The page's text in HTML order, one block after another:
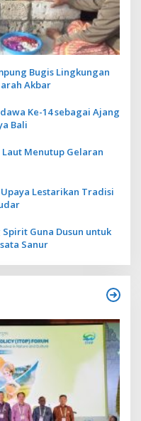
Bugis Lingkungan
Akbar
Ke-14 sebagai Ajang
Bali
Menutup Gelaran
Lestarikan Tradisi
Spirit Guna Dusun untuk
Sanur